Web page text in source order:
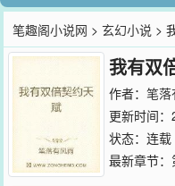
笔趣阁小说网 >玄幻小说 >
我有双
作者： 笔落
更新时间
状态：连载
最新章节：